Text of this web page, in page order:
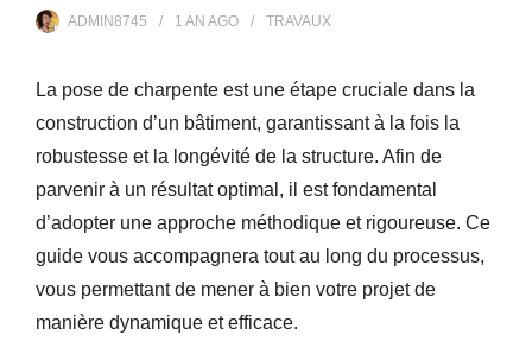
ADMIN8745 1 AN AGO TRAVAUX
La pose de charpente est une étape cruciale dans la
construction d’un bâtiment, garantissant à la fois la
robustesse et la longévité de la structure. Afin de
parvenir à un résultat optimal, il est fondamental
d’adopter une approche méthodique et rigoureuse. Ce
guide vous accompagnera tout au long du processus,
vous permettant de mener à bien votre projet de
manière dynamique et efficace.